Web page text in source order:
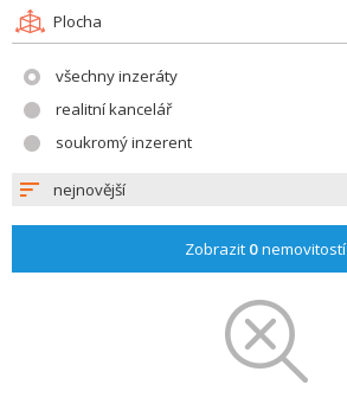
Plocha
všechny inzeráty
realitní kancelář
soukromý inzerent
nejnovější
Zobrazit 0nemovitostí